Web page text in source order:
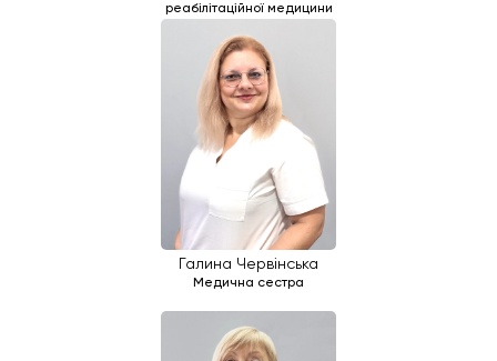
реабілітаційної медицини
Галина Червінська
Медична сестра